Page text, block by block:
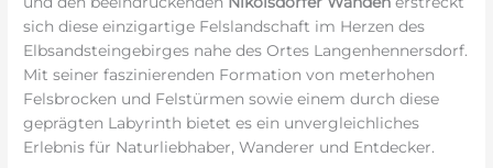
sich diese einzigartige Felslandschaft im Herzen des
Elbsandsteingebirges nahe des Ortes Langenhennersdorf.
Mit seiner faszinierenden Formation von meterhohen
Felsbrocken und Felstürmen sowie einem durch diese
geprägten Labyrinth bietet es ein unvergleichliches
Erlebnis für Naturliebhaber, Wanderer und Entdecker.